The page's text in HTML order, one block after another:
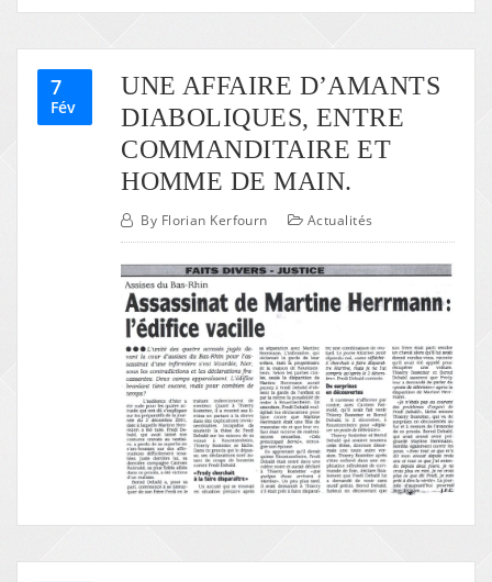
7
Fév
UNE AFFAIRE D’AMANTS
DIABOLIQUES, ENTRE
COMMANDITAIRE ET
HOMME DE MAIN.
By Florian Kerfourn Actualités